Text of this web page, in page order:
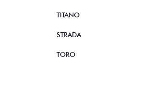
TITANO
STRADA
TORO